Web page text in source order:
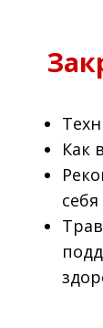
Как